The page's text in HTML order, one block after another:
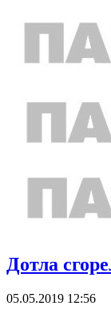
Дотла
05.05.2019 12:56